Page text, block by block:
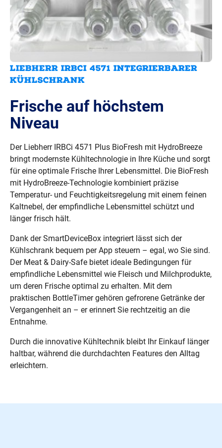
LIEBHERR IRBCI 4571 INTEGRIERBARER
KÜHLSCHRANK
Frische auf höchstem
Niveau
Der Liebherr IRBCi 4571 Plus BioFresh mit HydroBreeze
bringt modernste Kühltechnologie in Ihre Küche und sorgt
für eine optimale Frische Ihrer Lebensmittel. Die BioFresh
mit HydroBreeze-Technologie kombiniert präzise
Temperatur- und Feuchtigkeitsregelung mit einem feinen
Kaltnebel, der empfindliche Lebensmittel schützt und
länger frisch hält.
Dank der SmartDeviceBox integriert lässt sich der
Kühlschrank bequem per App steuern – egal, wo Sie sind.
Der Meat & Dairy-Safe bietet ideale Bedingungen für
empfindliche Lebensmittel wie Fleisch und Milchprodukte,
um deren Frische optimal zu erhalten. Mit dem
praktischen BottleTimer gehören gefrorene Getränke der
Vergangenheit an – er erinnert Sie rechtzeitig an die
Entnahme.
Durch die innovative Kühltechnik bleibt Ihr Einkauf länger
haltbar, während die durchdachten Features den Alltag
erleichtern.